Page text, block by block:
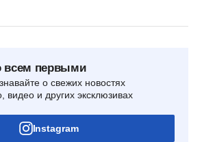
всем первыми
о свежих новостях
видео и других эксклюзивах
Instagram